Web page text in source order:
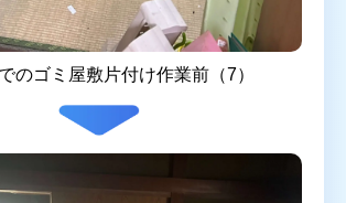
のゴミ屋敷片付け作業前（7）